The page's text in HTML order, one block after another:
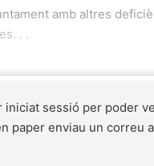
amb altres
. .
sessió per poder
paper enviau un correu a